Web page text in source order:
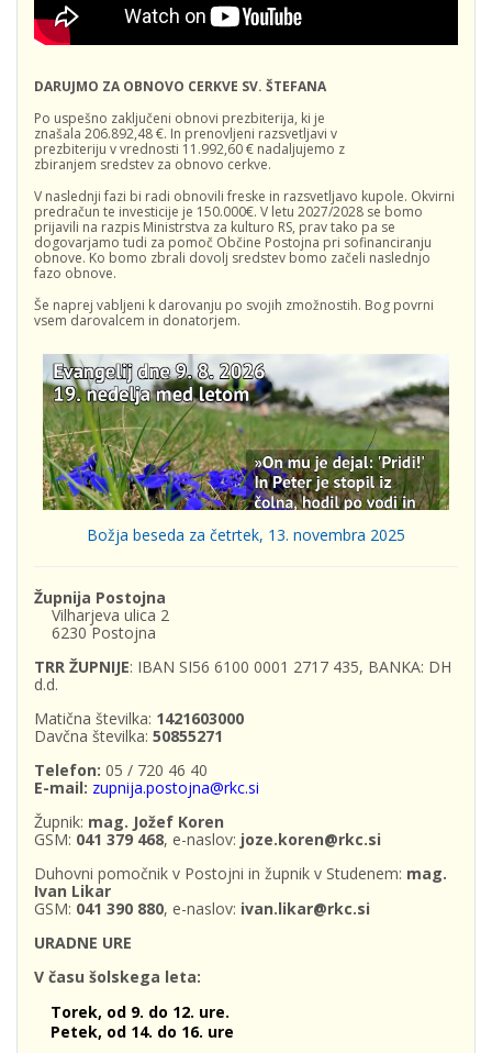
DARUJMO ZA OBNOVO CERKVE SV. ŠTEFANA
Po uspešno zaključeni obnovi prezbiterija, ki je
znašala 206.892,48 €. In prenovljeni razsvetljavi v
prezbiteriju v vrednosti 11.992,60 € nadaljujemo z
zbiranjem sredstev za obnovo cerkve.
V naslednji fazi bi radi obnovili freske in razsvetljavo kupole. Okvirni
predračun te investicije je 150.000€. V letu 2027/2028 se bomo
prijavili na razpis Ministrstva za kulturo RS, prav tako pa se
dogovarjamo tudi za pomoč Občine Postojna pri sofinanciranju
obnove. Ko bomo zbrali dovolj sredstev bomo začeli naslednjo
fazo obnove.
Še naprej vabljeni k darovanju po svojih zmožnostih. Bog povrni
vsem darovalcem in donatorjem.
Božja beseda za četrtek, 13. novembra 2025
Župnija Postojna
Vilharjeva ulica 2
6230 Postojna
TRR ŽUPNIJE: IBAN SI56 6100 0001 2717 435, BANKA: DH
d.d.
Matična številka: 1421603000
Davčna številka: 50855271
Telefon: 05 / 720 46 40
E-mail: zupnija.postojna@rkc.si
Župnik: mag. Jožef Koren
GSM: 041 379 468, e-naslov: joze.koren@rkc.si
Duhovni pomočnik v Postojni in župnik v Studenem: mag.
Ivan Likar
GSM: 041 390 880, e-naslov: ivan.likar@rkc.si
URADNE URE
V času šolskega leta:
Torek, od 9. do 12. ure.
Petek, od 14. do 16. ure